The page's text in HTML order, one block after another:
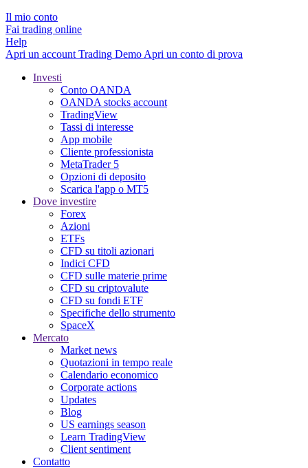
Il mio conto
Fai trading online
Help
Apri un account Trading Demo Apri un conto di prova
Investi
Conto OANDA
OANDA stocks account
TradingView
Tassi di interesse
App mobile
Cliente professionista
MetaTrader 5
Opzioni di deposito
Scarica l'app o MT5
Dove investire
Forex
Azioni
ETFs
CFD su titoli azionari
Indici CFD
CFD sulle materie prime
CFD su criptovalute
CFD su fondi ETF
Specifiche dello strumento
SpaceX
Mercato
Market news
Quotazioni in tempo reale
Calendario economico
Corporate actions
Updates
Blog
US earnings season
Learn TradingView
Client sentiment
Contatto